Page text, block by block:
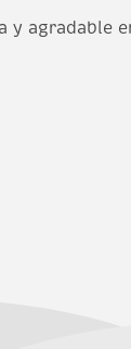
y agradable